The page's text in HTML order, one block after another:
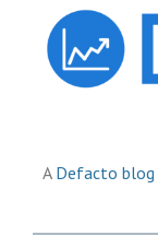
A Defacto blog